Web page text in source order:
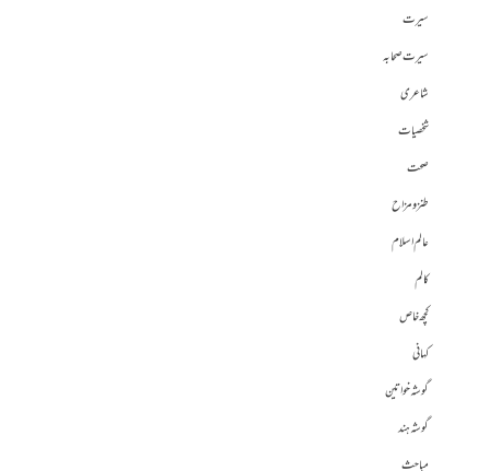
سیرت
سیرت صحابہ
شاعری
شخصیات
صحت
طنز و مزاح
عالم اسلام
کالم
کچھ خاص
کہانی
گوشہ خواتین
گوشہ ہند